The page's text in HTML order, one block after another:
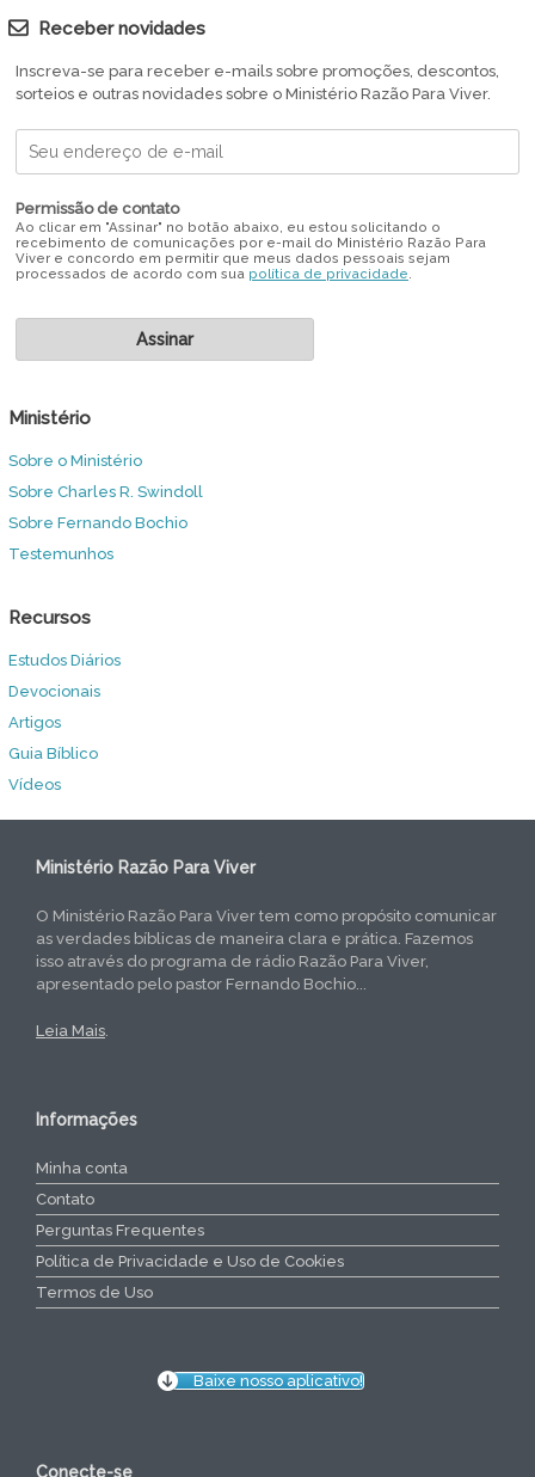
Receber novidades
Inscreva-se para receber e-mails sobre promoções, descontos,
sorteios e outras novidades sobre o Ministério Razão Para Viver.
Permissão de contato
Ao clicar em "Assinar" no botão abaixo, eu estou solicitando o
recebimento de comunicações por e-mail do Ministério Razão Para
Viver e concordo em permitir que meus dados pessoais sejam
processados de acordo com sua política de privacidade.
Ministério
Sobre o Ministério
Sobre Charles R. Swindoll
Sobre Fernando Bochio
Testemunhos
Recursos
Estudos Diários
Devocionais
Artigos
Guia Bíblico
Vídeos
Ministério Razão Para Viver
O Ministério Razão Para Viver tem como propósito comunicar
as verdades bíblicas de maneira clara e prática. Fazemos
isso através do programa de rádio Razão Para Viver,
apresentado pelo pastor Fernando Bochio...
Leia Mais
Informações
Minha conta
Contato
Perguntas Frequentes
Política de Privacidade e Uso de Cookies
Termos de Uso
Baixe nosso aplicativo!
Conecte-se